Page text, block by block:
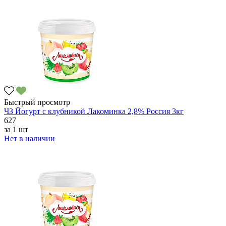
Быстрый просмотр
ЧЗ Йогурт с клубникой Лакоминка 2,8% Россия 3кг
627
за 1 шт
Нет в наличии